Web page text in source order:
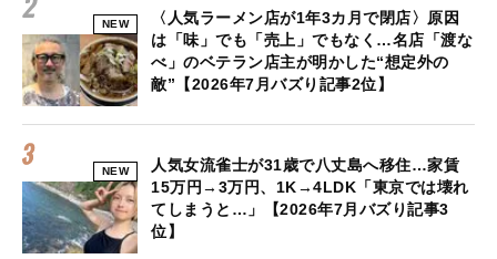
NEW
〈人気ラーメン店が1年3カ月で閉店〉原因
は「味」でも「売上」でもなく…名店「渡な
べ」のベテラン店主が明かした“想定外の
敵”【2026年7月バズり記事2位】
NEW
人気女流雀士が31歳で八丈島へ移住…家賃
15万円→3万円、1K→4LDK「東京では壊れ
てしまうと…」【2026年7月バズり記事3
位】